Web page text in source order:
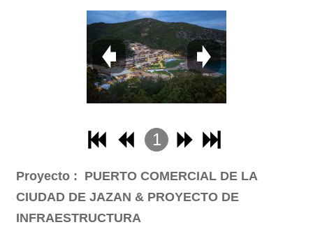
1
3
Proyecto : PUERTO COMERCIAL DE LA
CIUDAD DE JAZAN & PROYECTO DE
INFRAESTRUCTURA